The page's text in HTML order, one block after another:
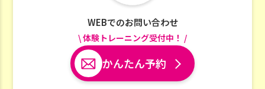
WEBでのお問い合わせ
\ 体験トレーニング受付中！ /
かんたん予約